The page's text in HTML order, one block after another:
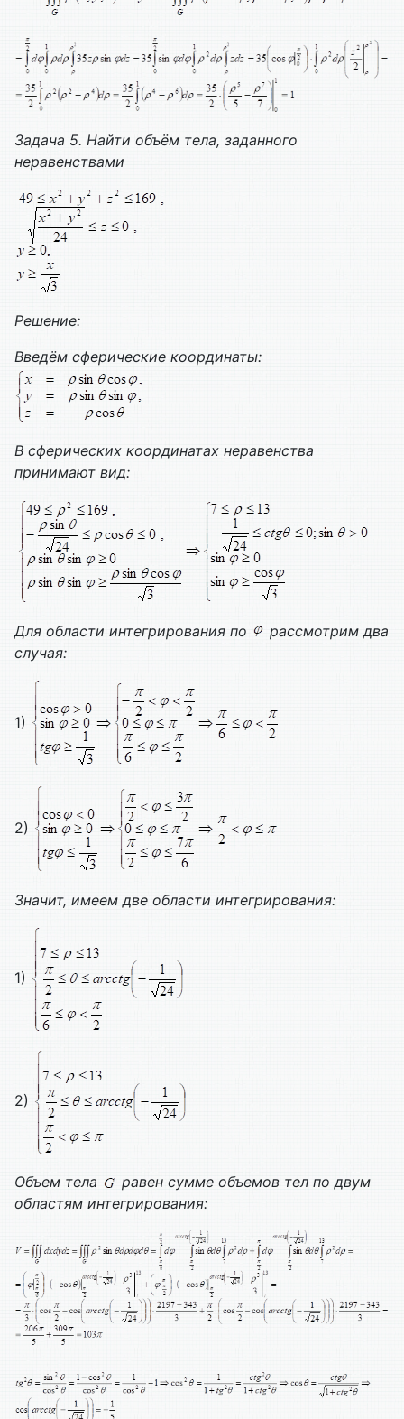
Задача 5. Найти объём тела, заданного
неравенствами
Решение:
Введём сферические координаты:
В сферических координатах неравенства
принимают вид:
Для области интегрирования по
рассмотрим два
случая:
1)
2)
Значит, имеем две области интегрирования:
1)
2)
Объем тела
равен сумме объемов тел по двум
областям интегрирования: